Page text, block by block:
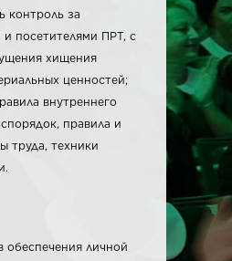
контроль за
и посетителями ПРТ, с
хищения
ценностей;
внутреннего
правила и
труда, техники
обеспечения личной